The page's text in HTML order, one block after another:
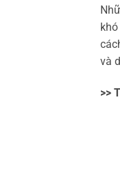
và
>>